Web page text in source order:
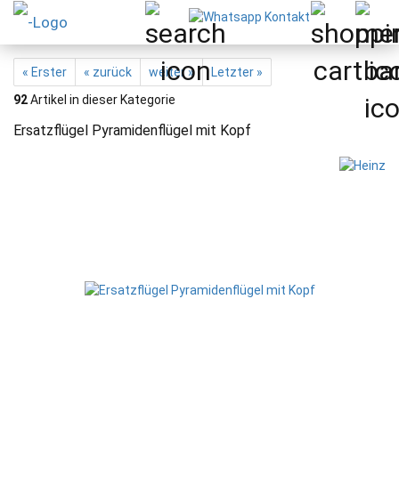
« Erster « zurück weiter »
Letzter »
92Artikel in dieser Kategorie
Ersatzflügel Pyramidenflügel mit Kopf